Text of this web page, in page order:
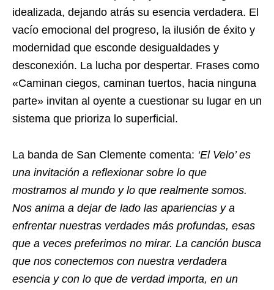
idealizada, dejando atrás su esencia verdadera. El
vacío emocional del progreso, la ilusión de éxito y
modernidad que esconde desigualdades y
desconexión. La lucha por despertar. Frases como
«Caminan ciegos, caminan tuertos, hacia ninguna
parte» invitan al oyente a cuestionar su lugar en un
sistema que prioriza lo superficial.
La banda de San Clemente comenta: ‘El Velo’ es
una invitación a reflexionar sobre lo que
mostramos al mundo y lo que realmente somos.
Nos anima a dejar de lado las apariencias y a
enfrentar nuestras verdades más profundas, esas
que a veces preferimos no mirar. La canción busca
que nos conectemos con nuestra verdadera
esencia y con lo que de verdad importa, en un